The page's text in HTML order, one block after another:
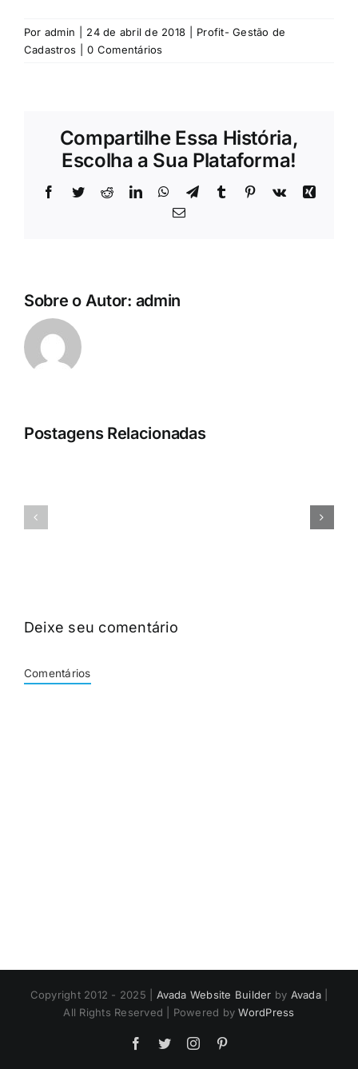
Por admin 24 de abril de 2018
Profit- Gestão de
Cadastros
0 Comentários
Compartilhe Essa História,
Escolha a Sua Plataforma!
Facebook
TwitterRedditLinkedInWhatsApp
TelegramTumblr Pinterest
Vk
Xing
E-
Sobre o Autor: admin
Postagens Relacionadas
Deixe seu comentário
Comentários
Copyright 2012 - 2025 | Avada Website Builder by Avada|
All Rights Reserved | Powered byWordPress
Facebook
TwitterInstagram